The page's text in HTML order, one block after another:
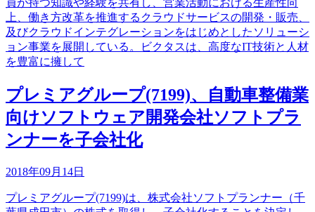
員が持つ知識や経験を共有し、営業活動における生産性向
上、働き方改革を推進するクラウドサービスの開発・販売、
及びクラウドインテグレーションをはじめとしたソリューシ
ョン事業を展開している。ビクタスは、高度なIT技術と人材
を豊富に擁して
プレミアグループ(7199)、自動車整備業
向けソフトウェア開発会社ソフトプラ
ンナーを子会社化
2018年09月14日
プレミアグループ(7199)は、株式会社ソフトプランナー（千